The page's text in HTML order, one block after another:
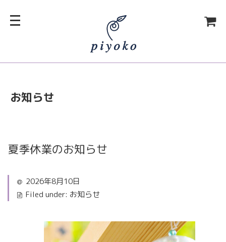
お知らせ
夏季休業のお知らせ
2026年8月10日
Filed under: お知らせ